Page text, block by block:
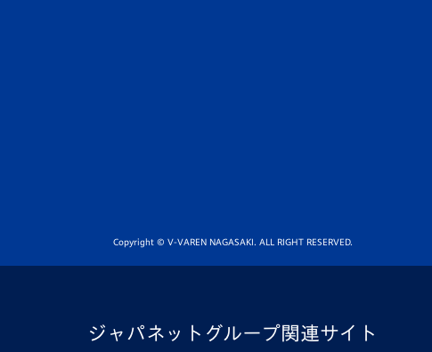
Copyright © V-VAREN NAGASAKI. ALL RIGHT RESERVED.
ジャパネットグループ関連サイト